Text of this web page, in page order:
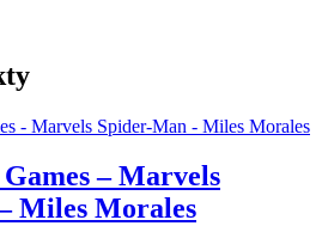
– Marvels
Miles Morales